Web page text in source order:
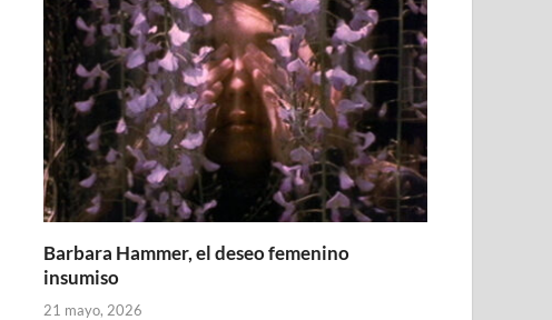
Barbara Hammer, el deseo femenino
insumiso
21 mayo, 2026